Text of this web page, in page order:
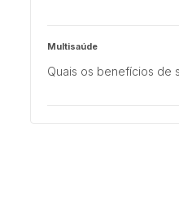
Multisaúde
Quais os benefícios de